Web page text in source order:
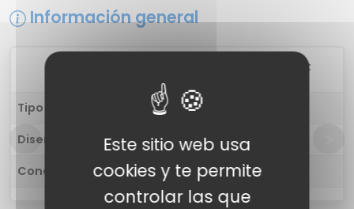
Información general
Leaf Sport
Tipo de auricular
Diseño
Auricular
Conectividad
Inalámbrica
Este sitio web usa
cookies y te permite
controlar las que